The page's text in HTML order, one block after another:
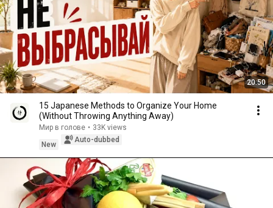
20:50
15 Japanese Methods to Organize Your Home
(Without Throwing Anything Away)
Мир в голове • 33K views
New
Auto-dubbed